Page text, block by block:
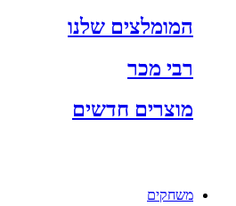
המומלצים שלנו
רבי מכר
מוצרים חדשים
משחקים